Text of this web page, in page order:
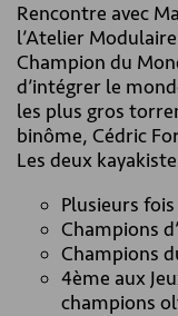
Rencontre avec
l’Atelier
Champion du
d’intégrer le
les plus gros
binôme, Cédric
Les deux
Plusieurs
Champions
Champions
4ème aux
champions